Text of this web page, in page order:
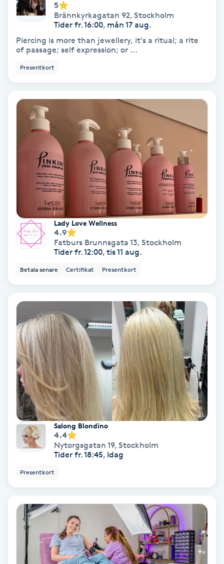
Fotmassage
Fotsvamp
Fotvård
Fransar
Fransborttagning
Fransfärgning
Fransförlängning
Fransförlängning Megavolym
Fransförlängning Volym
Fransk manikyr
Frekvensterapi
Friskvård
Friskvårdsmassage
Frisör
Funktionsanalys
Föning
Gel naglar
Gelenaglar
5
Brännkyrkagatan 92, Stockholm
Tider fr. 16:00, mån 17 aug.
Piercing is more than jewellery, it’s a ritual; a rite
of passage; self expression; or ...
Presentkort
Lady Love Wellness
4.9
Fatburs Brunnsgata 13, Stockholm
Tider fr. 12:00, tis 11 aug.
Betala senare Certifikat Presentkort
Salong Blondino
4.4
Nytorgsgatan 19, Stockholm
Tider fr. 18:45, Idag
Presentkort